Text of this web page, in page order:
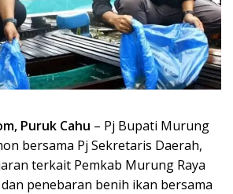
Puruk Cahu – Pj Bupati Murung
bersama Pj Sekretaris Daerah,
terkait Pemkab Murung Raya
penebaran benih ikan bersama